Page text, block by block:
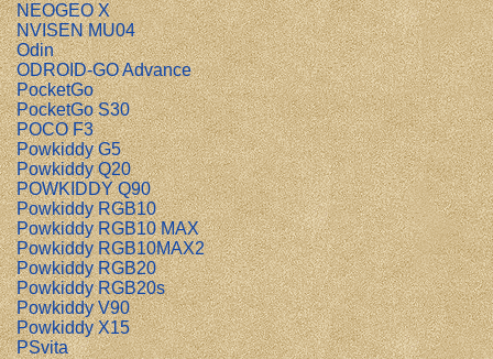
NEOGEO X
NVISEN MU04
Odin
ODROID-GO Advance
PocketGo
PocketGo S30
POCO F3
Powkiddy G5
Powkiddy Q20
POWKIDDY Q90
Powkiddy RGB10
Powkiddy RGB10 MAX
Powkiddy RGB10MAX2
Powkiddy RGB20
Powkiddy RGB20s
Powkiddy V90
Powkiddy X15
PSvita